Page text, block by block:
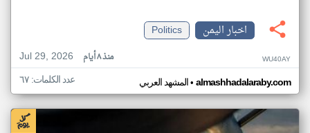
اخبار اليمن
Politics
Jul 29, 2026
منذ ٨ أيام WU40AY
المشهد العربي• almashhadalaraby.com عدد الكلمات: ٦٧